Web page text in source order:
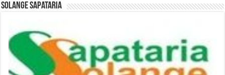
Solange Sapataria